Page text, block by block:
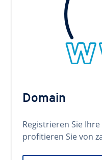
Domain
Registrieren Sie
profitieren Sie von